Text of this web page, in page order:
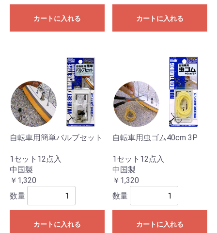
カートに入れる カートに入れる
自転車用簡単バルブセット
1セット12点入
中国製
￥1,320
数量
カートに入れる
自転車用虫ゴム40cm 3P
1セット12点入
中国製
￥1,320
数量
カートに入れる